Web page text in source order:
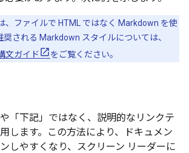
、ファイルで HTML ではなく Markdown を使
される Markdown スタイルについては、
文ガイド
をご覧ください。
や「下記」ではなく、説明的なリンクテ
します。この方法により、ドキュメン
しやすくなり、スクリーン リーダーに